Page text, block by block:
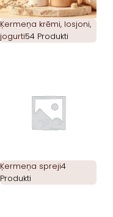
Ķermeņa krēmi, losjoni,
jogurti54 Produkti
Ķermeņa spreji4
Produkti